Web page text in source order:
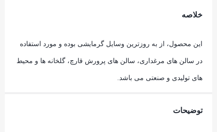
خلاصه
این محصول، از به روزترین وسایل گرمایشی بوده و مورد استفاده
در سالن های مرغداری، سالن های پرورش قارچ، گلخانه ها و محیط
های تولیدی و صنعتی می باشد.
توضیحات